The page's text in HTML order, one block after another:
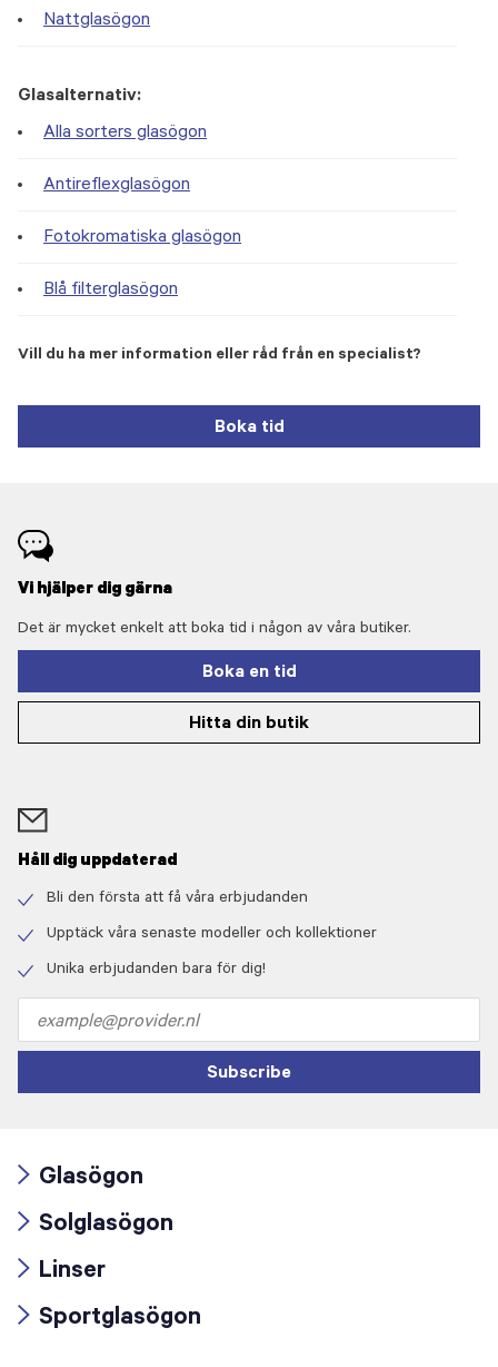
Nattglasögon
Glasalternativ:
Alla sorters glasögon
Antireflexglasögon
Fotokromatiska glasögon
Blå filterglasögon
Vill du ha mer information eller råd från en specialist?
Boka tid
Vi hjälper dig gärna
Det är mycket enkelt att boka tid i någon av våra butiker.
Boka en tid
Hitta din butik
Håll dig uppdaterad
icon
Bli den första att få våra erbjudanden
icon
Upptäck våra senaste modeller och kollektioner
Unika erbjudanden bara för dig!
address
Subscribe
icon
Glasögon
icon
Solglasögon
icon
Linser
Sportglasögon